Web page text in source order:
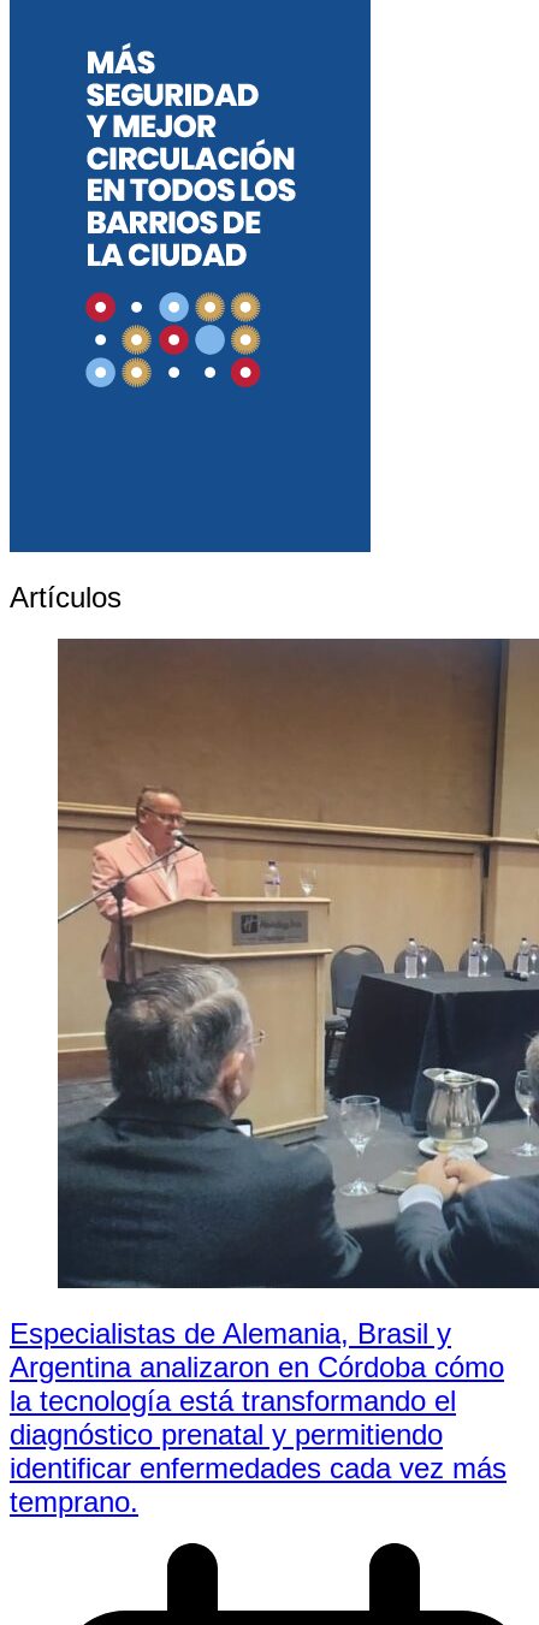
Artículos
Especialistas de Alemania, Brasil y
Argentina analizaron en Córdoba cómo
la tecnología está transformando el
diagnóstico prenatal y permitiendo
identificar enfermedades cada vez más
temprano.